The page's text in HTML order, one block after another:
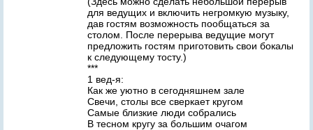
для ведущих и включить негромкую музыку,
дав гостям возможность пообщаться за
столом. После перерыва ведущие могут
предложить гостям приготовить свои бокалы
к следующему тосту.)
***
1 вед-я:
Как же уютно в сегодняшнем зале
Свечи, столы все сверкает кругом
Самые близкие люди собрались
В тесном кругу за большим очагом